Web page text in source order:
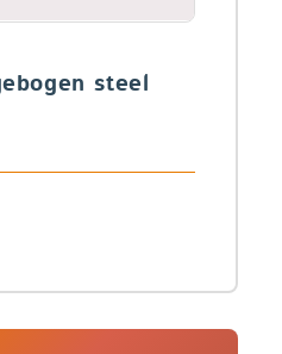
steel